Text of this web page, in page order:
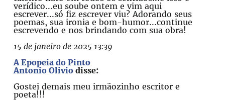
verídico...eu soube ontem e vim aqui
escrever...só fiz escrever viu? Adorando seus
poemas, sua ironia e bom-humor...continue
escrevendo e nos brindando com sua obra!
15 de janeiro de 2025 13:39
A Epopeia do Pinto
Antonio Olivio disse:
Gostei demais meu irmãozinho escritor e
poeta!!!